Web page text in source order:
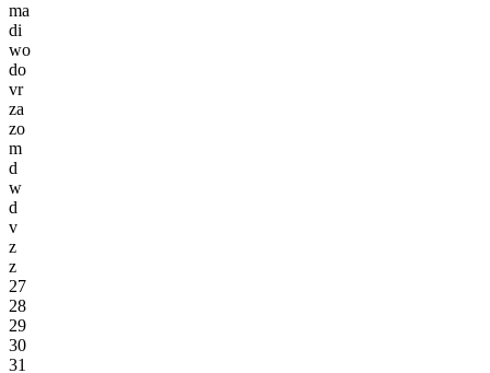
ma
di
wo
do
vr
za
zo
m
d
w
d
v
z
z
27
28
29
30
31